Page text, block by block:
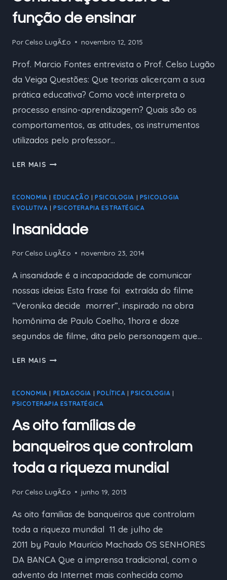
TEMAS
DA
função de ensinar
Por Celso LugÃ£o novembro 12, 2015
Prof. Marcio Fontes entrevista o Prof. Celso Lugão
da Veiga Questões: Que teorias alicerçam a sua
prática educativa? Como você interpreta o
processo ensino-aprendizagem? Quais são os
comportamentos, as atitudes, os instrumentos
utilizados pelo professor…
LER MAIS CONSIDERAÇÕES
FUNÇÃO
DE
ENSINAR
ECONOMIA | EDUCAÇÃO |PSICOLOGIA | PSICOLOGIA
EVOLUTIVA |PSICOTERAPIA ESTRATÉGICA
Insanidade
Por Celso LugÃ£o novembro 23, 2014
A insanidade é a incapacidade de comunicar
nossas ideias Esta frase foi extraída do filme
“Veronika decide morrer”, inspirado na obra
homônima de Paulo Coelho, 1hora e doze
segundos de filme, dita pelo personagem que…
LER MAIS INSANIDADE
ECONOMIA | PEDAGOGIA | POLÍTICA |PSICOLOGIA |
PSICOTERAPIA ESTRATÉGICA
As oito famílias de
banqueiros que controlam
toda a riqueza mundial
Por Celso LugÃ£o junho 19, 2013
As oito famílias de banqueiros que controlam
toda a riqueza mundial 11 de julho de
2011 by Paulo Maurício Machado OS SENHORES
DA BANCA Que a imprensa tradicional, com o
advento da Internet mais conhecida como